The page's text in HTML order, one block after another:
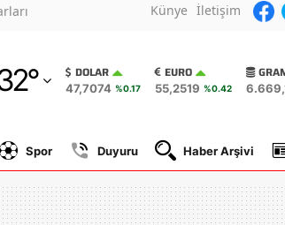
Künye İletişim
° DOLAR
47,7074 %0.17
EURO
55,2519 %0.42
Spor Duyuru Haber Arşivi